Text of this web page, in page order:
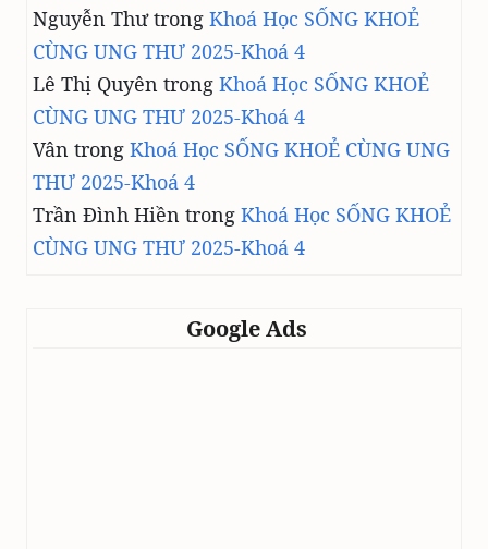
Nguyễn Thưtrong Khoá Học SỐNG KHOẺ
CÙNG UNG THƯ 2025-Khoá 4
Lê Thị Quyên trong Khoá Học SỐNG KHOẺ
CÙNG UNG THƯ 2025-Khoá 4
Vân trong Khoá Học SỐNG KHOẺ CÙNG UNG
THƯ 2025-Khoá 4
Trần Đình Hiền trong Khoá Học SỐNG KHOẺ
CÙNG UNG THƯ 2025-Khoá 4
Google Ads